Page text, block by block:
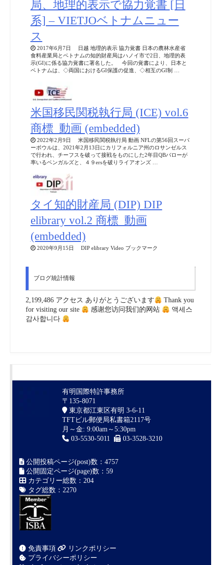
局、地理的表示で協力覚書 [日
系] – VIETJOベトナムニュー
ス
2017年6月7日 日越 地理的表示 協力覚書 日本の農林水産省
食料産業局とベトナムの知的財産局はハノイ市で2日、地理的表
示(GI)に係る協力覚書に署名した。 今回の覚書により、日本と
ベトナムは、◇両国におけるGI保護の促進、◇相互のGI制 …
米国移民関税執行局 (ICE) vol.6
商標_動画 (embedded)
2022年2月9日 米国移民関税執行局 動画 NFLの第56回スーパ
ーボウルは、2021年2月13日にカリフォルニア州のロサンゼルス
で行われ、チーフスを破って接戦をものにした2年目QBバローが
率いるベンガルズと、４９ersを破りライアオンズ …
タイ知的財産局 (DIP) DIP
elibrary vol.2 商標_動画
(embedded)
2020年9月15日 DIP elibrary Video ブックマーク
ブログ統計情報
2,199,486 アクセス ありがとうございます
Thank you
for visiting our site
感谢您访问我们的网站
액세스
감사합니다
有明国際特許事務所
〒135-8071
東京都江東区有明 3-6-11
TFTビル郵便局私書箱2117号
月～金: 9:00am～5:30pm
03-5530-5011
03-3528-3210
公開投稿ページ(post)数：4757
公開固定ページ(page)数：59
カテゴリー総数：204
タグ総数：2270
免責事項
リンクポリシー
プライバシーポリシー